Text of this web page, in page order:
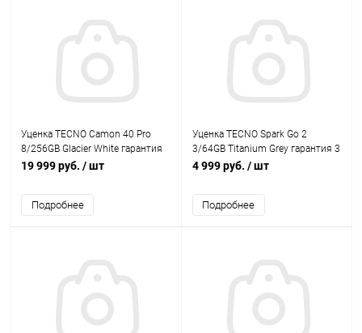
Уценка TECNO Camon 40 Pro
8/256GB Glacier White гарантия
3мес
19 999 руб. / шт
Подробнее
Уценка TECNO Spark Go 2
3/64GB Titanium Grey гарантия 3
мес
4 999 руб. / шт
Подробнее